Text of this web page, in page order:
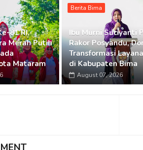
81 RI,
Merah Putih
Mataram
Berita Bima
Ibu Murni Suciyanti
Rakor Posyandu,
Transformasi
di Kabupaten Bima
August 07, 2026